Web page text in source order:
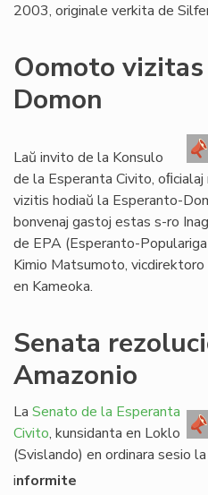
2003, originale verkita de
Oomoto
Domon
Laŭ invito de la Konsulo
de la Esperanta Civito,
vizitis hodiaŭ la Esperanto-
bonvenaj gastoj estas s-ro
de EPA (Esperanto-
Kimio Matsumoto,
en Kameoka.
Senata
Amazonio
La Senato de la Esperanta
Civito, kunsidanta en Loklo
(Svislando) en ordinara sesio
informite